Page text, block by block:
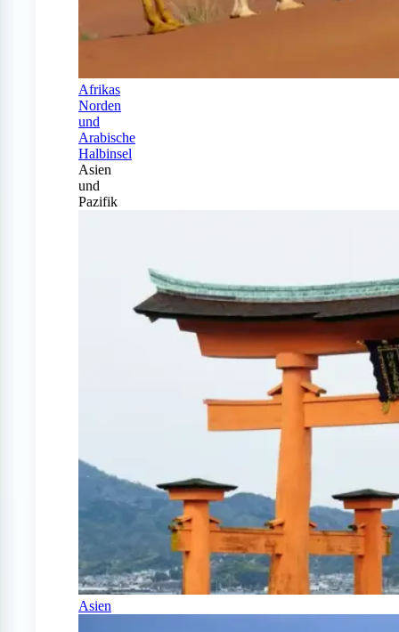
Afrikas
Norden
und
Arabische
Halbinsel
Asien
und
Pazifik
Asien